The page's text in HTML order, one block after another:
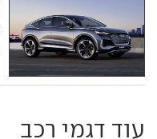
עוד דגמי רכב